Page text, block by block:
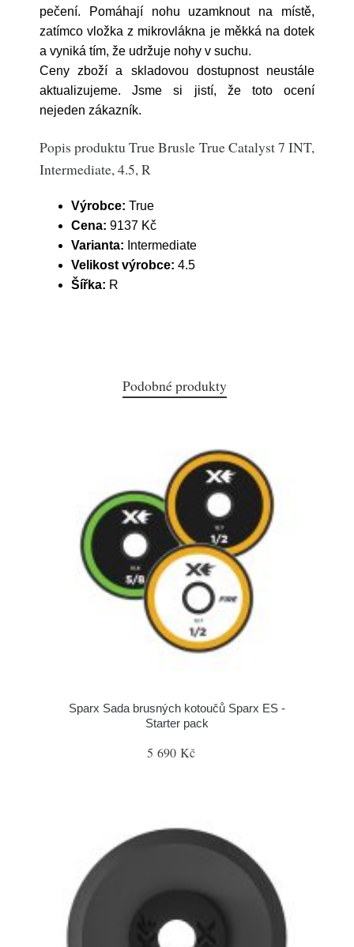
pečení. Pomáhají nohu uzamknout na místě,
zatímco vložka z mikrovlákna je měkká na dotek
a vyniká tím, že udržuje nohy v suchu.
Ceny zboží a skladovou dostupnost neustále
aktualizujeme. Jsme si jistí, že toto ocení
nejeden zákazník.
Popis produktu True Brusle True Catalyst 7 INT,
Intermediate, 4.5, R
Výrobce: True
Cena: 9137 Kč
Varianta: Intermediate
Velikost výrobce: 4.5
Šířka: R
Podobné produkty
Sparx Sada brusných kotoučů Sparx ES -
Starter pack
5 690 Kč